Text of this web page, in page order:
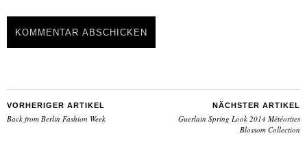
VORHERIGER ARTIKEL
Back from Berlin Fashion Week
NÄCHSTER ARTIKEL
Guerlain Spring Look 2014 Météorites
Blossom Collection